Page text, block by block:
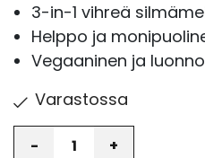
3-in-1 vihreä
Helppo ja
Vegaaninen ja
Varastossa